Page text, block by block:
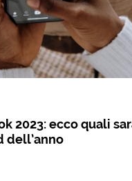
2023: ecco quali
dell’anno